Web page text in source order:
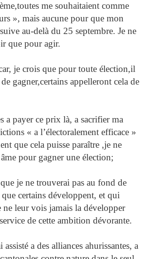
me souhaitaient comme
», mais aucune pour que mon
au-delà du 25 septembre. Je ne
que pour agir.
je crois que pour toute élection,il
gagner,certains appelleront cela de
a payer ce prix là, a sacrifier ma
« a l’électoralement efficace »
que cela puisse paraître ,je ne
pour gagner une élection;
je ne trouverai pas au fond de
certains développent, et qui
ne leur vois jamais la développer
de cette ambition dévorante.
a des alliances ahurissantes, a